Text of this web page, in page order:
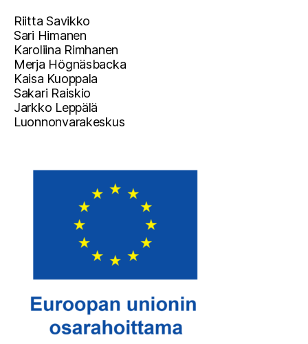
Riitta Savikko
Sari Himanen
Karoliina Rimhanen
Merja Högnäsbacka
Kaisa Kuoppala
Sakari Raiskio
Jarkko Leppälä
Luonnonvarakeskus